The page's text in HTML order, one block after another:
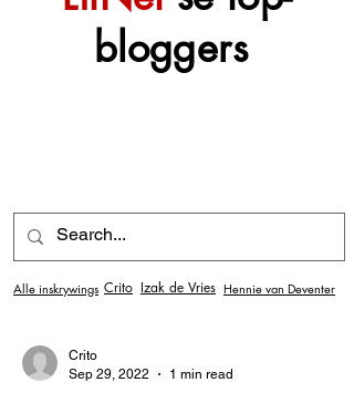
bloggers
Alle inskrywings Crito Izak de Vries Hennie van Deventer
Crito
Sep 29, 2022
1 min read